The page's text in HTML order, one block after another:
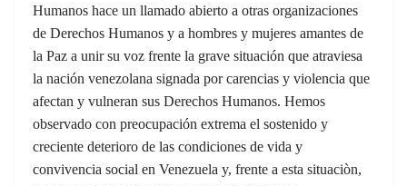
Humanos hace un llamado abierto a otras organizaciones
de Derechos Humanos y a hombres y mujeres amantes de
la Paz a unir su voz frente la grave situación que atraviesa
la nación venezolana signada por carencias y violencia que
afectan y vulneran sus Derechos Humanos. Hemos
observado con preocupación extrema el sostenido y
creciente deterioro de las condiciones de vida y
convivencia social en Venezuela y, frente a esta situaciòn,